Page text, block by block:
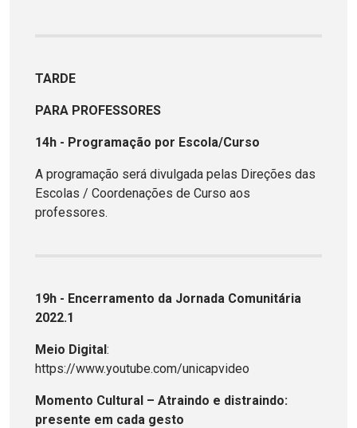
TARDE
PARA PROFESSORES
14h - Programação por Escola/Curso
A programação será divulgada pelas Direções das
Escolas / Coordenações de Curso aos
professores.
19h - Encerramento da Jornada Comunitária
2022.1
Meio Digital:
https://www.youtube.com/unicapvideo
Momento Cultural – Atraindo e distraindo:
presente em cada gesto